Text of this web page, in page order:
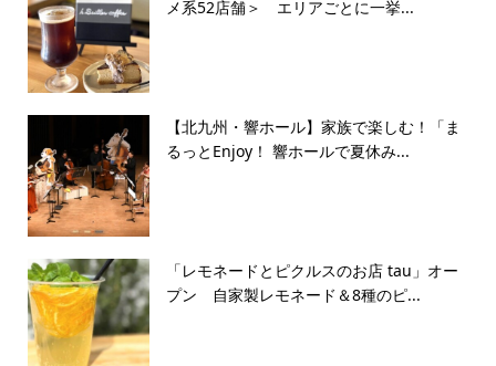
メ系52店舗＞ エリアごとに一挙...
【北九州・響ホール】家族で楽しむ！「ま
るっとEnjoy！ 響ホールで夏休み...
「レモネードとピクルスのお店 tau」オー
プン 自家製レモネード＆8種のピ...